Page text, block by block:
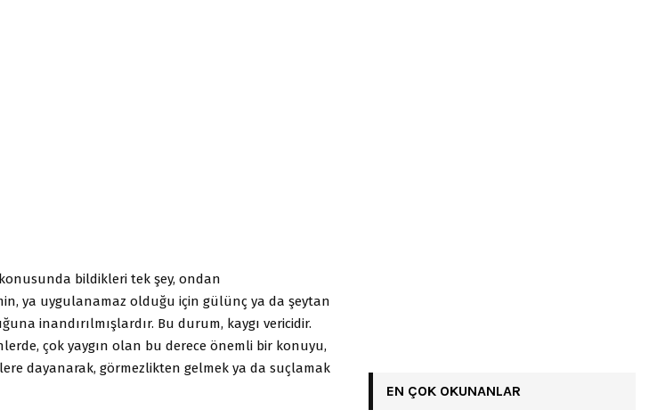
bildikleri tek şey, ondan
ya uygulanamaz olduğu için gülünç ya da şeytan
inandırılmışlardır. Bu durum, kaygı vericidir.
çok yaygın olan bu derece önemli bir konuyu,
dayanarak, görmezlikten gelmek ya da suçlamak
EN ÇOK OKUNANLAR